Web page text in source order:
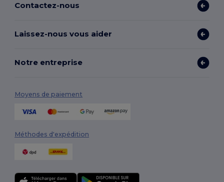
Contactez-nous
Laissez-nous vous aider
Notre entreprise
Moyens de paiement
Méthodes d'expédition